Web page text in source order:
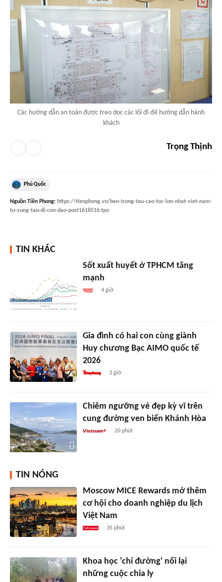
Các hướng dẫn an toàn được treo dọc các lối đi để hướng dẫn hành
khách
Trọng Thịnh
Phú Quốc
Nguồn Tiền Phong: https://tienphong.vn/ben-trong-tau-cao-toc-lon-nhat-viet-nam-
tu-vung-tau-di-con-dao-post1618516.tpo
TIN KHÁC
Sốt xuất huyết ở TPHCM tăng
mạnh
4 giờ
Gia đình có hai con cùng giành
Huy chương Bạc AIMO quốc tế
2026
3 giờ
Chiêm ngưỡng vẻ đẹp kỳ vĩ trên
cung đường ven biển Khánh Hòa
20 phút
TIN NÓNG
Moscow MICE Rewards mở thêm
cơ hội cho doanh nghiệp du lịch
Việt Nam
35 phút
Khoa học 'chỉ đường' nối lại
những cuộc chia ly